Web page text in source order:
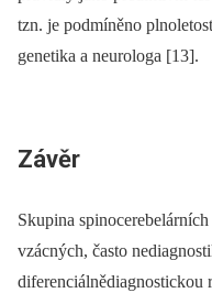
tzn. je podmíněno
genetika a neurologa [13].
Závěr
Skupina
vzácných, často
diferenciálnědia­gnostickou